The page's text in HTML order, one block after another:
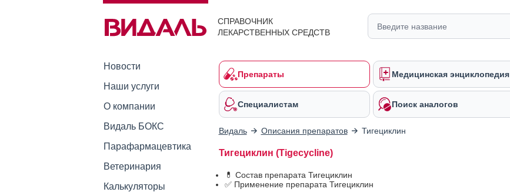
СПРАВОЧНИК
ЛЕКАРСТВЕННЫХ СРЕДСТВ
Новости
Наши услуги
О компании
Видаль БОКС
Парафармацевтика
Ветеринария
Калькуляторы
Препараты Медицинская энциклопедия
Специалистам Поиск аналогов
Видаль Описания препаратов Тигециклин
Тигециклин (Tigecycline)
💊 Состав препарата Тигециклин
✅ Применение препарата Тигециклин